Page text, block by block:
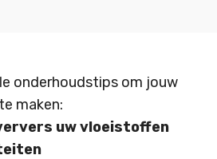
onderhoudstips om jouw
maken:
uw vloeistoffen